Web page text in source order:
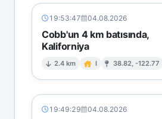
19:53:47 04.08.2026
Cobb'un 4 km batısında,
Kaliforniya
2.4 km I 38.82, -122.77
19:49:29 04.08.2026